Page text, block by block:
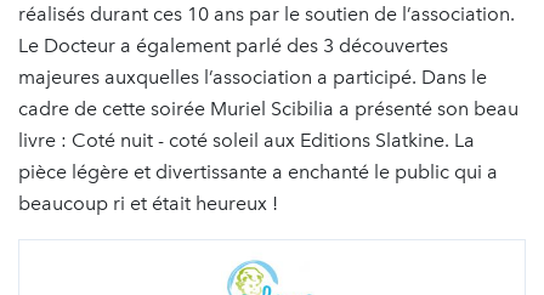
réalisés durant ces 10 ans par le soutien de l’association.
Le Docteur a également parlé des 3 découvertes
majeures auxquelles l’association a participé. Dans le
cadre de cette soirée Muriel Scibilia a présenté son beau
livre : Coté nuit - coté soleil aux Editions Slatkine. La
pièce légère et divertissante a enchanté le public qui a
beaucoup ri et était heureux !